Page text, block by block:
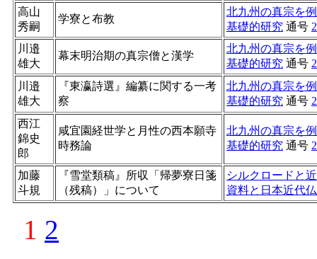
高山
秀嗣
学寮と布教
北九州の真宗を
基礎的研究 通号
川邉
雄大
幕末明治期の真宗僧と漢学
北九州の真宗を
基礎的研究 通号
川邉
雄大
『東瀛詩選』編纂に関する一考
察
北九州の真宗を
基礎的研究 通号
西江
錦史
郎
咸宜園経世学と月性の西本願寺
時務論
北九州の真宗を
基礎的研究 通号
加藤
斗規
『雪堂類稿』所収「帰夢寮日箋
（残稿）」について
シルクロードと
資料と日本近代
1 2